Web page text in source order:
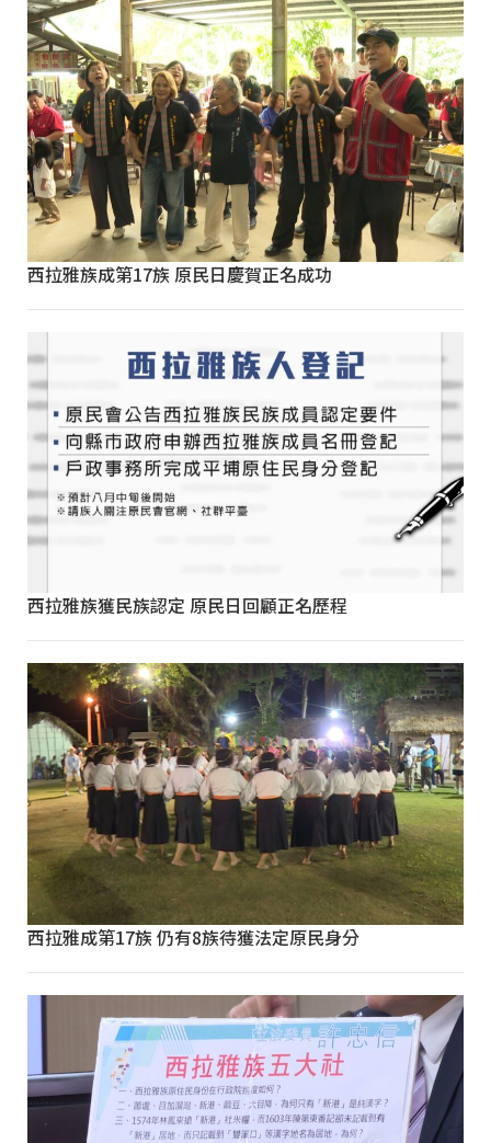
西拉雅族成第17族 原民日慶賀正名成功
西拉雅族獲民族認定 原民日回顧正名歷程
西拉雅成第17族 仍有8族待獲法定原民身分